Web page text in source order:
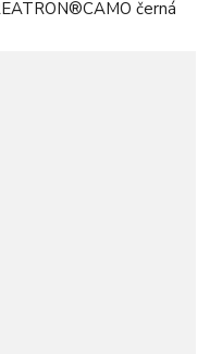
černá